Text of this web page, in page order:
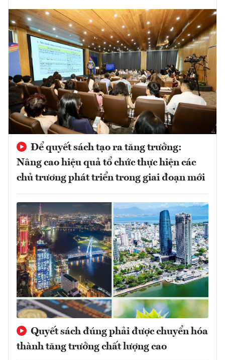
Để quyết sách tạo ra tăng trưởng:
Nâng cao hiệu quả tổ chức thực hiện các
chủ trương phát triển trong giai đoạn mới
Quyết sách đúng phải được chuyển hóa
thành tăng trưởng chất lượng cao